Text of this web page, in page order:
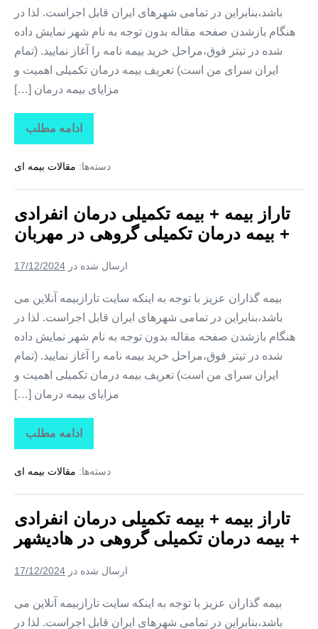
باشد،بنابراین در تمامی شهرهای ایران قابل اجراست. لذا در
هنگام بازشدن صفحه مقاله بدون توجه به نام شهر نمایش داده
شده در تیتر فوق،مراحل خرید بیمه نامه را آغاز نمایید. (تمام
ایران سرای من است) تعریف بیمه درمان تکمیلی اهمیت و
مزایای بیمه درمان […]
ادامه مطلب
تاراز
بیمه
بیمه
درمان
+
بیمه
درمان
تکمیلی
در
کنان
دسته‌ها: مقالات بیمه ای
تاراز بیمه + بیمه تکمیلی درمان انفرادی
+ بیمه درمان تکمیلی گروهی در مهربان
ارسال شده در 17/12/2024
بیمه گذاران عزیز با توجه به اینکه سایت تارازبیمه آنلاین می
باشد،بنابراین در تمامی شهرهای ایران قابل اجراست. لذا در
هنگام بازشدن صفحه مقاله بدون توجه به نام شهر نمایش داده
شده در تیتر فوق،مراحل خرید بیمه نامه را آغاز نمایید. (تمام
ایران سرای من است) تعریف بیمه درمان تکمیلی اهمیت و
مزایای بیمه درمان […]
ادامه مطلب
تاراز
بیمه
بیمه
درمان
+
بیمه
درمان
تکمیلی
در
دسته‌ها: مقالات بیمه ای
تاراز بیمه + بیمه تکمیلی درمان انفرادی
+ بیمه درمان تکمیلی گروهی در هادیشهر
ارسال شده در 17/12/2024
بیمه گذاران عزیز با توجه به اینکه سایت تارازبیمه آنلاین می
باشد،بنابراین در تمامی شهرهای ایران قابل اجراست. لذا در